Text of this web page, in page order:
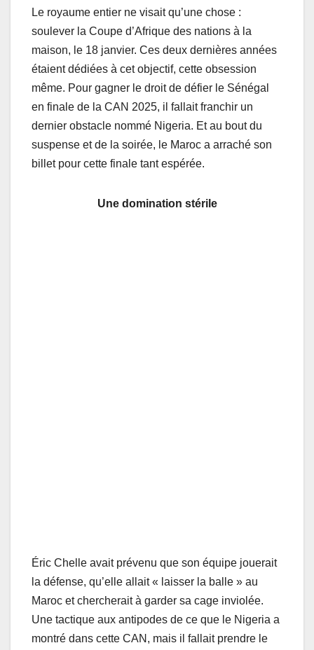
Le royaume entier ne visait qu’une chose :
soulever la Coupe d’Afrique des nations à la
maison, le 18 janvier. Ces deux dernières années
étaient dédiées à cet objectif, cette obsession
même. Pour gagner le droit de défier le Sénégal
en finale de la CAN 2025, il fallait franchir un
dernier obstacle nommé Nigeria. Et au bout du
suspense et de la soirée, le Maroc a arraché son
billet pour cette finale tant espérée.
Une domination stérile
Éric Chelle avait prévenu que son équipe jouerait
la défense, qu’elle allait « laisser la balle » au
Maroc et chercherait à garder sa cage inviolée.
Une tactique aux antipodes de ce que le Nigeria a
montré dans cette CAN, mais il fallait prendre le